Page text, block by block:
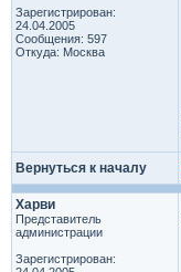
Зарегистрирован:
24.04.2005
Сообщения: 597
Откуда: Москва
Вернуться к началу
Харви
Представитель
администрации
Зарегистрирован: